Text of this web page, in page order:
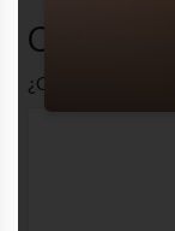
¿Cuál es tu